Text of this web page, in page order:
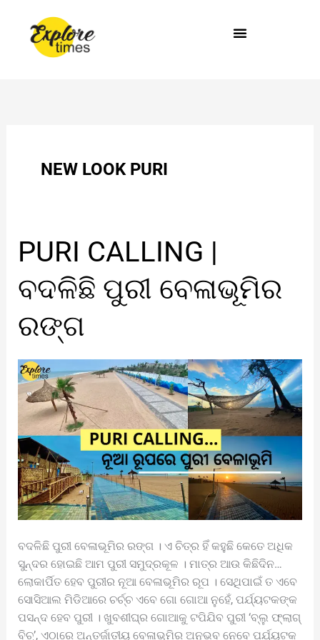
content
NEW LOOK PURI
PURI CALLING |
ବଦଳିଛି ପୁରୀ ବେଳାଭୂମିର
ରଙ୍ଗ
ବଦଳିଛି ପୁରୀ ବେଳାଭୂମିର ରଙ୍ଗ । ଏ ଚିତ୍ର ହିଁ କହୁଛି କେତେ ଅଧିକ
ସୁନ୍ଦର ହୋଇଛି ଆମ ପୁରୀ ସମୁଦ୍ରକୂଳ । ମାତ୍ର ଆଉ କିଛିଦିନ…
ଲୋକାର୍ପିତ ହେବ ପୁରୀର ନୂଆ ବେଳାଭୂମିର ରୂପ । ସେଥିପାଇଁ ତ ଏବେ
ସୋସିଆଲ ମିଡିଆରେ ଚର୍ଚ୍ଚ ଏବେ ଗୋ ଗୋଆ ନୁହେଁ, ପର୍ଯ୍ୟଟକଙ୍କ
ପସନ୍ଦ ହେବ ପୁରୀ । ଖୁବଶୀଘ୍ର ଗୋଆକୁ ଟପିଯିବ ପୁରୀ ‘ବ୍ଲୁ ଫ୍ଲାଗ୍‌
ବିଚ୍‌’, ଏଠାରେ ଅନ୍ତର୍ଜାତୀୟ ବେଳାଭୂମିର ଅନୁଭବ ନେବେ ପର୍ଯ୍ୟଟକ
PURI
CALLING
ବଦଳିଛି
ବେଳାଭୂମିର